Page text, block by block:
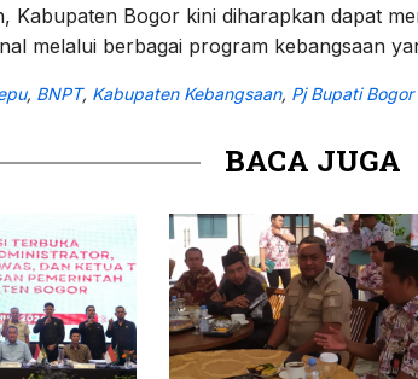
Kabupaten Bogor kini diharapkan dapat
melalui berbagai program kebangsaan
, BNPT, Kabupaten Kebangsaan, Pj Bupati Bogor
BACA JUGA